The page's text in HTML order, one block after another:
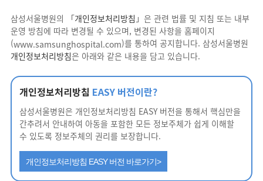
삼성서울병원의 「개인정보처리방침 」은 관련 법률 및 지침 또는 내부
운영 방침에 따라 변경될 수 있으며, 변경된 사항을 홈페이지
(www.samsunghospital.com)를 통하여 공지합니다. 삼성서울병원
개인정보처리방침은 아래와 같은 내용을 담고 있습니다.
개인정보처리방침 EASY 버전이란?
삼성서울병원은 개인정보처리방침 EASY 버전을 통해서 핵심만을
간추려서 안내하여 아동을 포함한 모든 정보주체가 쉽게 이해할
수 있도록 정보주체의 권리를 보장합니다.
개인정보처리방침 EASY 버전 바로가기>